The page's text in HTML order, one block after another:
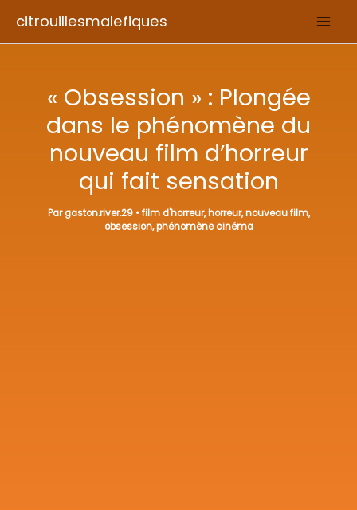
citrouillesmalefiques
« Obsession » : Plongée
dans le phénomène du
nouveau film d’horreur
qui fait sensation
Pargaston.river.29 •film d'horreur,horreur,nouveau film,
obsession,phénomène cinéma